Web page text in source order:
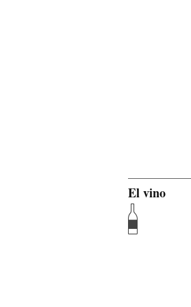
El vino